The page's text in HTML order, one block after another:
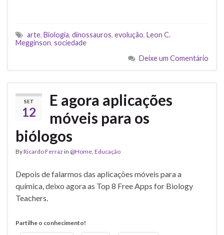
arte, Biologia, dinossauros, evolução, Leon C.
Megginson, sociedade
Deixe um Comentário
SET
12
E agora aplicações
móveis para os
biólogos
ByRicardo Ferraz in @Home, Educação
Depois de falarmos das aplicações móveis para a
química, deixo agora as Top 8 Free Apps for Biology
Teachers.
Partilhe o conhecimento!